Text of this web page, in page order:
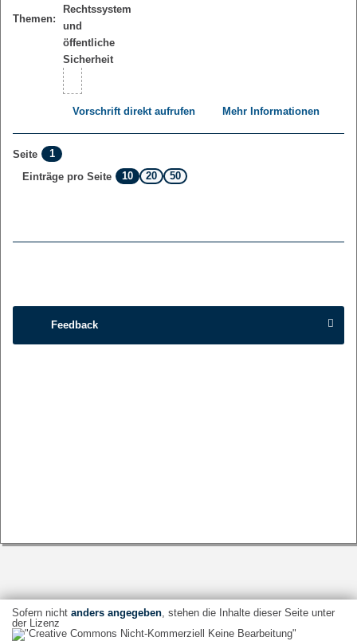
Themen:
Vorschrift direkt aufrufen Mehr Informationen
Seite
1
Einträge pro Seite
10 20 50
Feedback
Sofern nicht anders angegeben, stehen die Inhalte dieser Seite unter
der Lizenz